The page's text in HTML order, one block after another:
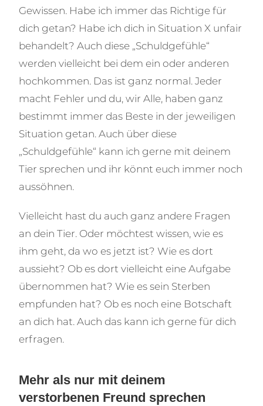
Gewissen. Habe ich immer das Richtige für
dich getan? Habe ich dich in Situation X unfair
behandelt? Auch diese „Schuldgefühle“
werden vielleicht bei dem ein oder anderen
hochkommen. Das ist ganz normal. Jeder
macht Fehler und du, wir Alle, haben ganz
bestimmt immer das Beste in der jeweiligen
Situation getan. Auch über diese
„Schuldgefühle“ kann ich gerne mit deinem
Tier sprechen und ihr könnt euch immer noch
aussöhnen.
Vielleicht hast du auch ganz andere Fragen
an dein Tier. Oder möchtest wissen, wie es
ihm geht, da wo es jetzt ist? Wie es dort
aussieht? Ob es dort vielleicht eine Aufgabe
übernommen hat? Wie es sein Sterben
empfunden hat? Ob es noch eine Botschaft
an dich hat. Auch das kann ich gerne für dich
erfragen.
Mehr als nur mit deinem
verstorbenen Freund sprechen